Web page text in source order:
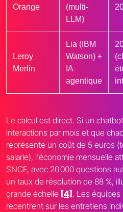
Orange
(multi-
LLM)
Leroy
Merlin
Lia (IBM
Watson) +
IA
agentique
Le calcul est direct. Si un
interactions par mois et que
représente un coût de 5 euros
salarie), l'économie mensuelle
SNCF, avec 20 000 questions
un taux de résolution de 88 %,
grande échelle [4] . Les équipes
recentrent sur les entretiens